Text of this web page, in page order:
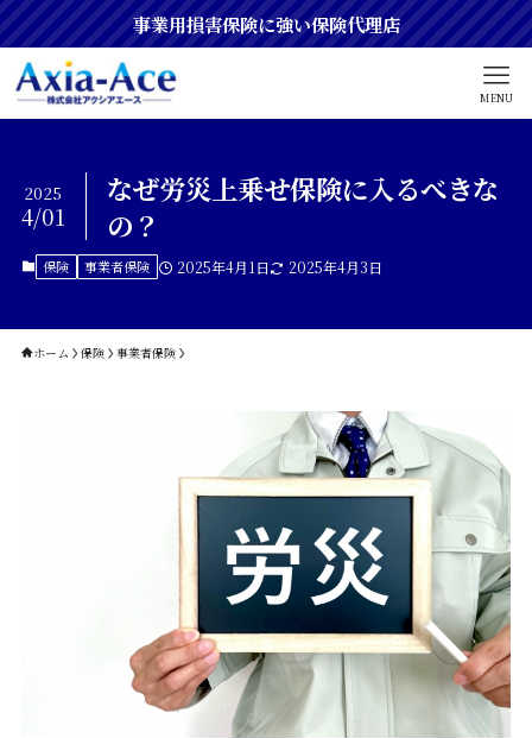
事業用損害保険に強い保険代理店
MENU
なぜ労災上乗せ保険に入るべきな
の？
2025
4/01
保険 事業者保険 2025年4月1日 2025年4月3日
ホーム 保険 事業者保険